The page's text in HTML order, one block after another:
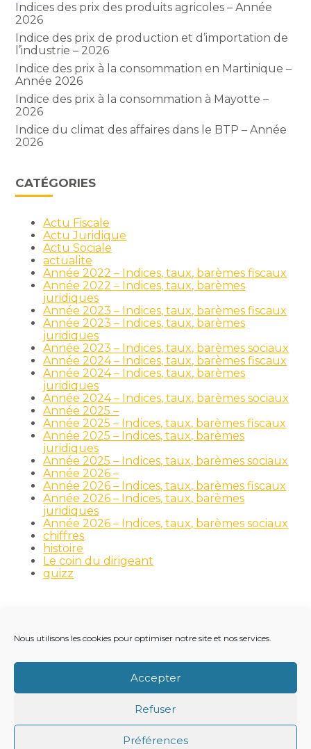
Nous utilisons les cookies pour optimiser notre site et nos services.
Accepter
Refuser
Préférences
Indices des prix des produits agricoles – Année
2026
Indice des prix de production et d’importation de
l’industrie – 2026
Indice des prix à la consommation en Martinique –
Année 2026
Indice des prix à la consommation à Mayotte –
2026
Indice du climat des affaires dans le BTP – Année
2026
CATÉGORIES
Actu Fiscale
Actu Juridique
Actu Sociale
actualite
Année 2022 – Indices, taux, barèmes fiscaux
Année 2022 – Indices, taux, barèmes
juridiques
Année 2023 – Indices, taux, barèmes fiscaux
Année 2023 – Indices, taux, barèmes
juridiques
Année 2023 – Indices, taux, barèmes sociaux
Année 2024 – Indices, taux, barèmes fiscaux
Année 2024 – Indices, taux, barèmes
juridiques
Année 2024 – Indices, taux, barèmes sociaux
Année 2025 –
Année 2025 – Indices, taux, barèmes fiscaux
Année 2025 – Indices, taux, barèmes
juridiques
Année 2025 – Indices, taux, barèmes sociaux
Année 2026 –
Année 2026 – Indices, taux, barèmes fiscaux
Année 2026 – Indices, taux, barèmes
juridiques
Année 2026 – Indices, taux, barèmes sociaux
chiffres
histoire
Le coin du dirigeant
quizz
Principale
RECRUTEMENT
NOTRE ACTUALITÉ
VIE DU CABINET
CONTACT
MENTIONS LÉGALES